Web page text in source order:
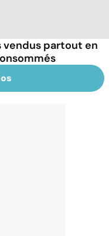
partout en